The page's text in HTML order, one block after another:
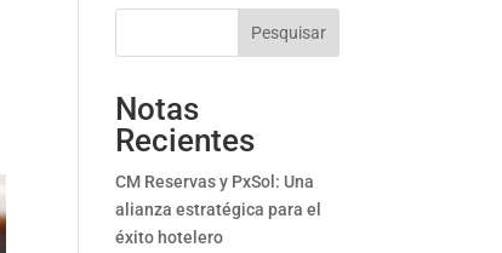
Pesquisar
Notas
Recientes
CM Reservas y PxSol: Una
alianza estratégica para el
éxito hotelero